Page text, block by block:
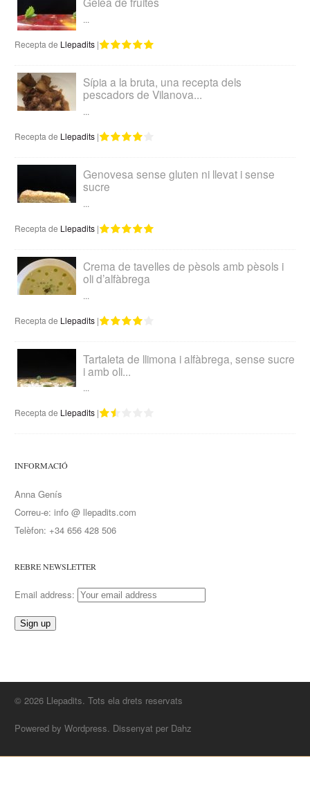
...
Recepta de Llepadits |
Sípia a la bruta, una recepta dels
pescadors de Vilanova...
...
Recepta de Llepadits |
Genovesa sense gluten ni llevat i sense
sucre
...
Recepta de Llepadits |
Crema de tavelles de pèsols amb pèsols i
oli d’alfàbrega
...
Recepta de Llepadits |
Tartaleta de llimona i alfàbrega, sense sucre
i amb oli...
...
Recepta de Llepadits |
INFORMACIÓ
Anna Genís
Correu-e: info @ llepadits.com
Telèfon: +34 656 428 506
REBRE NEWSLETTER
Email address:
© 2026 Llepadits. Tots ela drets reservats
Powered by Wordpress. Dissenyat per Dahz